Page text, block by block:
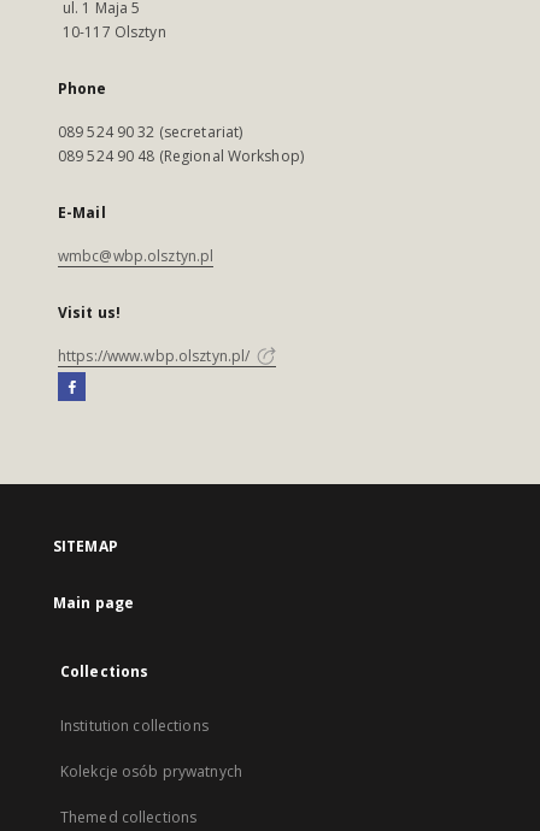
ul. 1 Maja 5
10-117 Olsztyn
Phone
089 524 90 32 (secretariat)
089 524 90 48 (Regional Workshop)
E-Mail
wmbc@wbp.olsztyn.pl
Visit us!
https://www.wbp.olsztyn.pl/
SITEMAP
Main page
Collections
Institution collections
Kolekcje osób prywatnych
Themed collections